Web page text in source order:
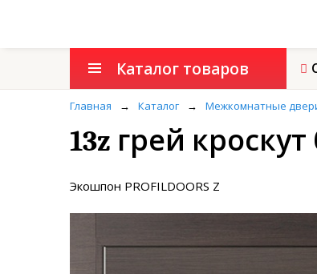
Каталог товаров
Главная → Каталог → Межкомнатные
13z грей
Экошпон PROFILDOORS Z